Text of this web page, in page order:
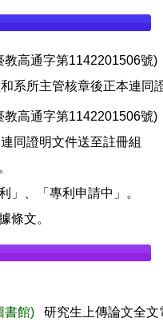
教高通字第1142201506號)
系所主管核章後正本連同
教高通字第1142201506號)
同證明文件送至註冊組
」、「專利申請中」。
條文。
書館) 研究生上傳論文全文